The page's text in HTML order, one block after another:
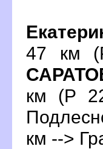
47 км
км (Р
км -->